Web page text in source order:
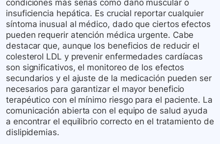
condiciones más serias como daño muscular o
insuficiencia hepática. Es crucial reportar cualquier
síntoma inusual al médico, dado que ciertos efectos
pueden requerir atención médica urgente. Cabe
destacar que, aunque los beneficios de reducir el
colesterol LDL y prevenir enfermedades cardíacas
son significativos, el monitoreo de los efectos
secundarios y el ajuste de la medicación pueden ser
necesarios para garantizar el mayor beneficio
terapéutico con el mínimo riesgo para el paciente. La
comunicación abierta con el equipo de salud ayuda
a encontrar el equilibrio correcto en el tratamiento de
dislipidemias.